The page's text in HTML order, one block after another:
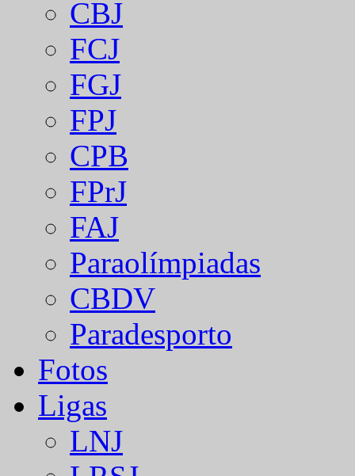
CBJ
FCJ
FGJ
FPJ
CPB
FPrJ
FAJ
Paraolímpiadas
CBDV
Paradesporto
Fotos
Ligas
LNJ